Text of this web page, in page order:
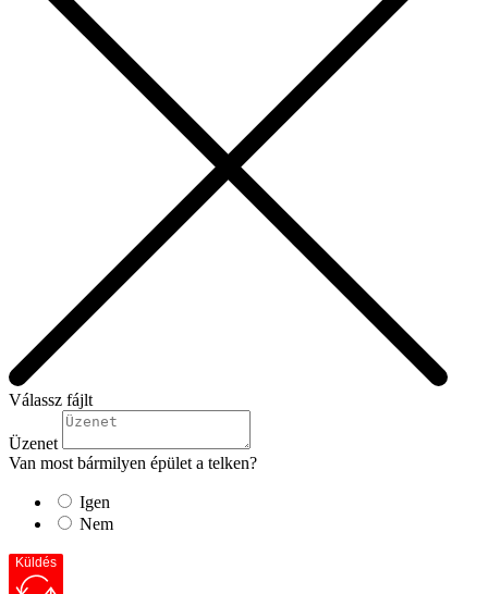
Válassz fájlt
Üzenet
Van most bármilyen épület a telken?
Igen
Nem
Küldés